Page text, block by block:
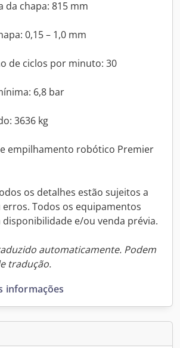
da chapa: 815 mm
0,15 – 1,0 mm
de ciclos por minuto: 30
6,8 bar
3636 kg
empilhamento robótico Premier
os detalhes estão sujeitos a
Todos os equipamentos
disponibilidade e/ou venda prévia.
automaticamente. Podem
tradução.
informações